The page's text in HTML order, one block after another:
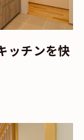
ッチンを快